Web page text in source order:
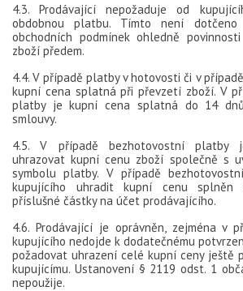
4.3. Prodávající nepožaduje od
obdobnou platbu. Tímto není
obchodních podmínek ohledně
zboží předem.
4.4. V případě platby v hotovosti či v
kupní cena splatná při převzetí zboží. V
platby je kupní cena splatná do 14
smlouvy.
4.5. V případě bezhotovostní platby
uhrazovat kupní cenu zboží společně s
symbolu platby. V případě
kupujícího uhradit kupní cenu splněn
příslušné částky na účet prodávajícího.
4.6. Prodávající je oprávněn, zejména v
kupujícího nedojde k dodatečnému
požadovat uhrazení celé kupní ceny ještě
kupujícímu. Ustanovení § 2119 odst. 1
nepoužije.